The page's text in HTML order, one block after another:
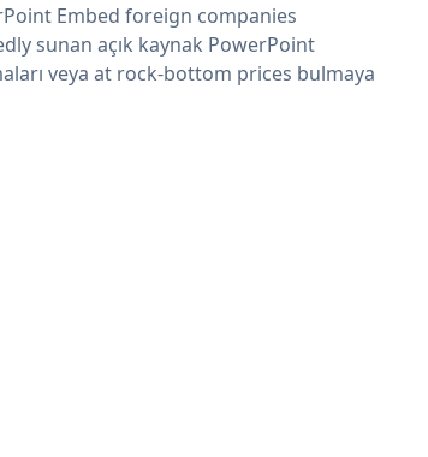
Embed foreign companies
sunan açık kaynak PowerPoint
veya at rock-bottom prices bulmaya